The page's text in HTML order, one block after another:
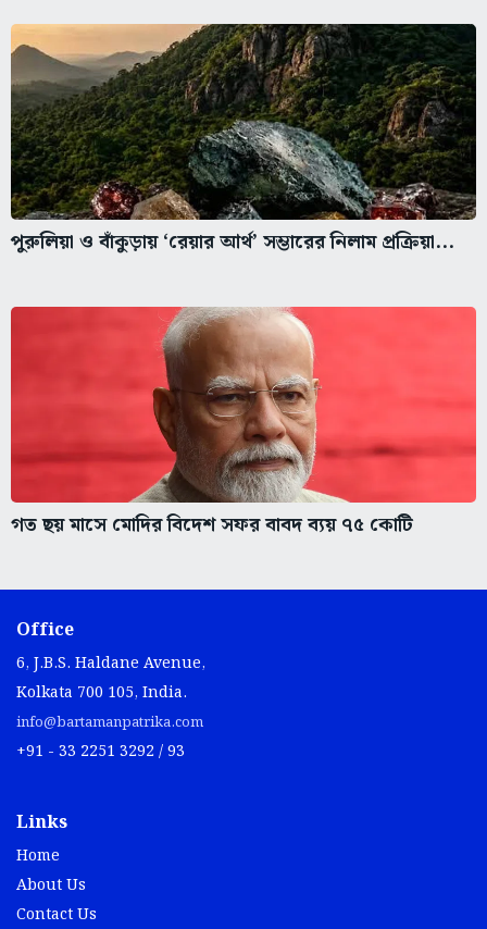
পুরুলিয়া ও বাঁকুড়ায় ‘রেয়ার আর্থ’ সম্ভারের নিলাম প্রক্রিয়া...
গত ছয় মাসে মোদির বিদেশ সফর বাবদ ব্যয় ৭৫ কোটি
Office
6, J.B.S. Haldane Avenue,
Kolkata 700 105, India.
info@bartamanpatrika.com
+91 - 33 2251 3292 / 93
Links
Home
About Us
Contact Us